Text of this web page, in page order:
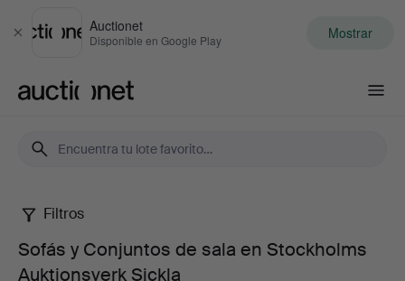
Cerrar
Auctionet
Disponible en Google Play Mostrar
Sofás
Filtros
Sofás y Conjuntos de sala en Stockholms
Auktionsverk Sickla